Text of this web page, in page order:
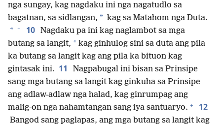
nga sungay, kag nagdaku ini nga nagatudlo sa
bagatnan, sa sidlangan, * kag sa Matahom nga Duta.
* + 10 Nagdaku pa ini kag naglambot sa mga
butang sa langit, * kag ginhulog sini sa duta ang pila
ka butang sa langit kag ang pila ka bituon kag
gintasak ini. 11
Nagpabugal ini bisan sa Prinsipe
sang mga butang sa langit kag ginkuha sa Prinsipe
ang adlaw-adlaw nga halad, kag ginrumpag ang
malig-on nga nahamtangan sang iya santuaryo. + 12
Bangod sang paglapas, ang mga butang sa langit kag